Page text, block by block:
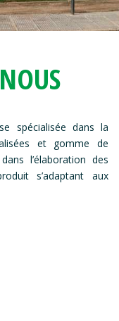
spécialisée dans la
et gomme de
l’élaboration des
s’adaptant aux